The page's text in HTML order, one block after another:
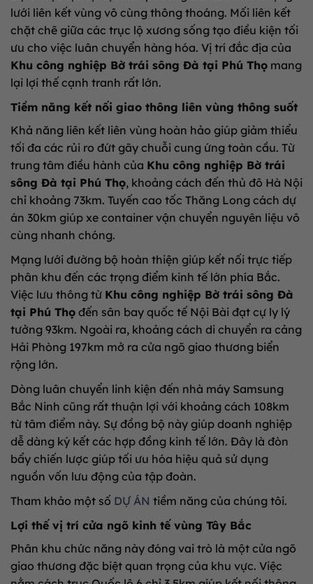
lưới liên kết vùng vô cùng thông thoáng. Mối liên kết
chặt chẽ giữa các trục lộ xương sống tạo điều kiện tối
ưu cho việc luân chuyển hàng hóa. Vị trí đắc địa của
Khu công nghiệp Bờ trái sông Đà tại Phú Thọ mang
lại lợi thế cạnh tranh rất lớn.
Tiềm năng kết nối giao thông liên vùng thông suốt
Khả năng liên kết liên vùng hoàn hảo giúp giảm thiểu
tối đa các rủi ro đứt gãy chuỗi cung ứng toàn cầu. Từ
trung tâm điều hành của Khu công nghiệp Bờ trái
sông Đà tại Phú Thọ, khoảng cách đến thủ đô Hà Nội
chỉ khoảng 73km. Tuyến cao tốc Thăng Long cách dự
án 30km giúp xe container vận chuyển nguyên liệu vô
cùng nhanh chóng.
Mạng lưới đường bộ hoàn thiện giúp kết nối trực tiếp
phân khu đến các trọng điểm kinh tế lớn phía Bắc.
Việc lưu thông từ Khu công nghiệp Bờ trái sông Đà
tại Phú Thọ đến sân bay quốc tế Nội Bài đạt cự ly lý
tưởng 93km. Ngoài ra, khoảng cách di chuyển ra cảng
Hải Phòng 197km mở ra cửa ngõ giao thương biển
rộng lớn.
Dòng luân chuyển linh kiện đến nhà máy Samsung
Bắc Ninh cũng rất thuận lợi với khoảng cách 108km
từ tâm điểm này. Sự đồng bộ này giúp doanh nghiệp
dễ dàng ký kết các hợp đồng kinh tế lớn. Đây là đòn
bẩy chiến lược giúp tối ưu hóa hiệu quả sử dụng
nguồn vốn lưu động của tập đoàn.
Tham khảo một số DỰ ÁN tiềm năng của chúng tôi.
Lợi thế vị trí cửa ngõ kinh tế vùng Tây Bắc
Phân khu chức năng này đóng vai trò là một cửa ngõ
giao thương đặc biệt quan trọng của khu vực. Việc